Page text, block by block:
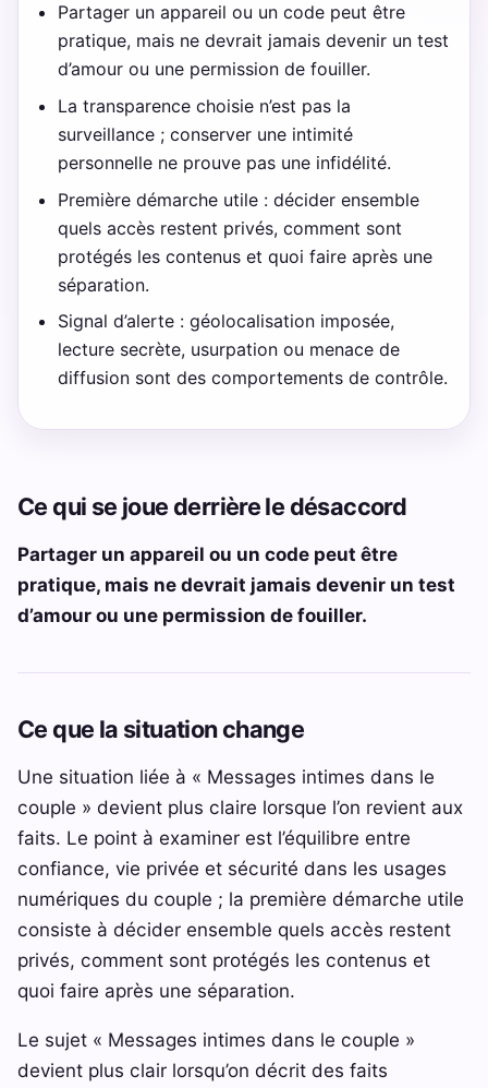
Partager un appareil ou un code peut être
pratique, mais ne devrait jamais devenir un test
d’amour ou une permission de fouiller.
La transparence choisie n’est pas la
surveillance ; conserver une intimité
personnelle ne prouve pas une infidélité.
Première démarche utile : décider ensemble
quels accès restent privés, comment sont
protégés les contenus et quoi faire après une
séparation.
Signal d’alerte : géolocalisation imposée,
lecture secrète, usurpation ou menace de
diffusion sont des comportements de contrôle.
Ce qui se joue derrière le désaccord
Partager un appareil ou un code peut être
pratique, mais ne devrait jamais devenir un test
d’amour ou une permission de fouiller.
Ce que la situation change
Une situation liée à « Messages intimes dans le
couple » devient plus claire lorsque l’on revient aux
faits. Le point à examiner est l’équilibre entre
confiance, vie privée et sécurité dans les usages
numériques du couple ; la première démarche utile
consiste à décider ensemble quels accès restent
privés, comment sont protégés les contenus et
quoi faire après une séparation.
Le sujet « Messages intimes dans le couple »
devient plus clair lorsqu’on décrit des faits